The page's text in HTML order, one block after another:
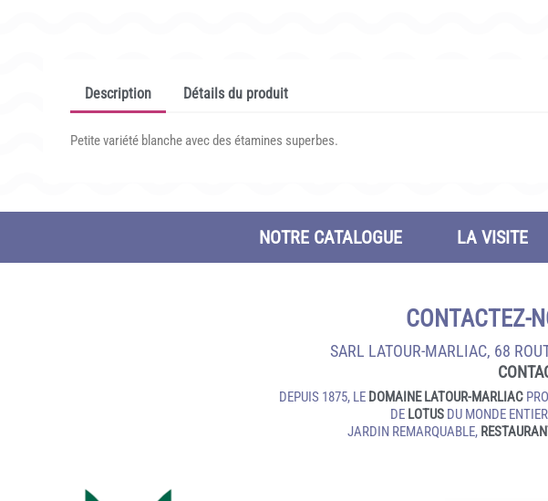
Description Détails du produit
Petite variété blanche avec des étamines superbes.
NOTRE CATALOGUE LA VISITE
CONTACTEZ-
SARL LATOUR-MARLIAC, 68
DEPUIS 1875, LE DOMAINE LATOUR-MARLIAC
DE LOTUS DU MONDE
JARDIN REMARQUABLE,